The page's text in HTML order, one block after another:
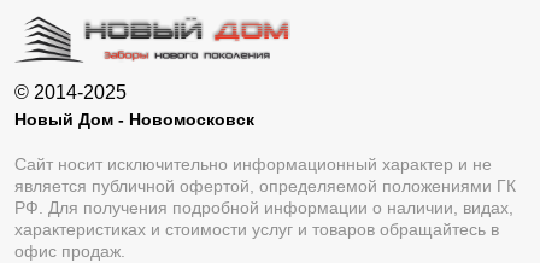
© 2014-2025
Новый Дом - Новомосковск
Сайт носит исключительно информационный характер и не
является публичной офертой, определяемой положениями ГК
РФ. Для получения подробной информации о наличии, видах,
характеристиках и стоимости услуг и товаров обращайтесь в
офис продаж.